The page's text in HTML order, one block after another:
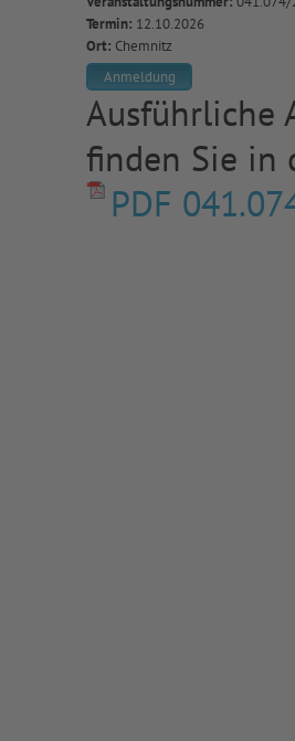
Termin: 12.10.2026
Ort: Chemnitz
Anmeldung
Ausführliche
finden Sie in
PDF